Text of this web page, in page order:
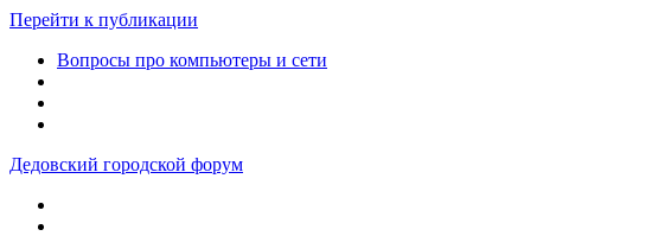
Перейти к публикации
Вопросы про компьютеры и сети
Дедовский городской форум